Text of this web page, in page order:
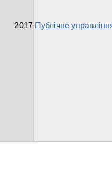
2017 Публічне